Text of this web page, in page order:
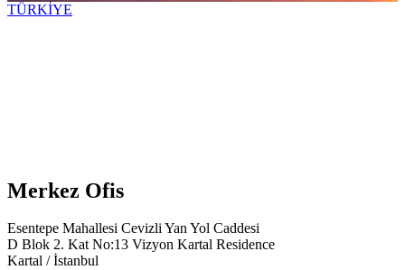
TÜRKİYE
Merkez Ofis
Esentepe Mahallesi Cevizli Yan Yol Caddesi
D Blok 2. Kat No:13 Vizyon Kartal Residence
Kartal / İstanbul